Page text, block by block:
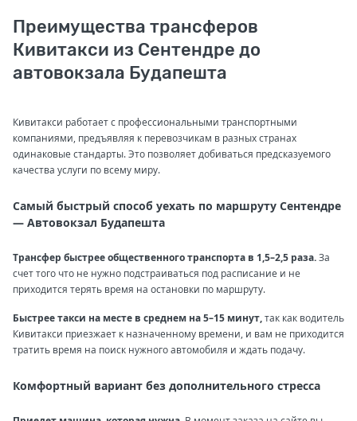
Преимущества трансферов
Кивитакси из Сентендре до
автовокзала Будапешта
Кивитакси работает с профессиональными транспортными
компаниями, предъявляя к перевозчикам в разных странах
одинаковые стандарты. Это позволяет добиваться предсказуемого
качества услуги по всему миру.
Самый быстрый способ уехать по маршруту Сентендре
— Автовокзал Будапешта
Трансфер быстрее общественного транспорта в 1,5–2,5 раза.За
счет того что не нужно подстраиваться под расписание и не
приходится терять время на остановки по маршруту.
Быстрее такси на месте в среднем на 5–15 минут,так как водитель
Кивитакси приезжает к назначенному времени, и вам не приходится
тратить время на поиск нужного автомобиля и ждать подачу.
Комфортный вариант без дополнительного стресса